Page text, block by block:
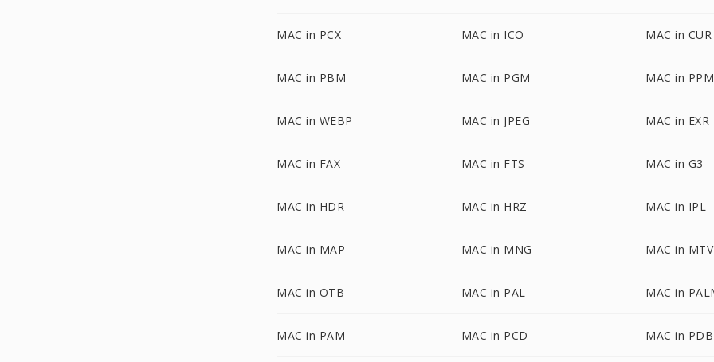
MAC in PCX MAC in ICO MAC in CUR
MAC in PBM MAC in PGM MAC in PPM
MAC in WEBP MAC in JPEG MAC in EXR
MAC in FAX MAC in FTS MAC in G3
MAC in HDR MAC in HRZ MAC in IPL
MAC in MAP MAC in MNG MAC in MTV
MAC in OTB MAC in PAL MAC in
MAC in PAM MAC in PCD MAC in PDB